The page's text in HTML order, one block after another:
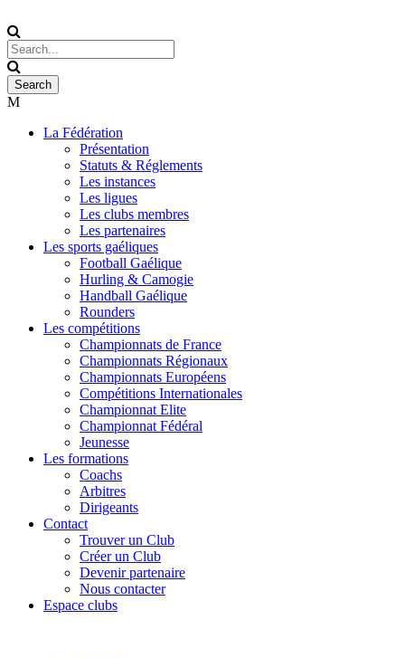
La Fédération
Présentation
Statuts & Réglements
Les instances
Les ligues
Les clubs membres
Les partenaires
Les sports gaéliques
Football Gaélique
Hurling & Camogie
Handball Gaélique
Rounders
Les compétitions
Championnats de France
Championnats Régionaux
Championnats Européens
Compétitions Internationales
Championnat Elite
Championnat Fédéral
Jeunesse
Les formations
Coachs
Arbitres
Dirigeants
Contact
Trouver un Club
Créer un Club
Devenir partenaire
Nous contacter
Espace clubs